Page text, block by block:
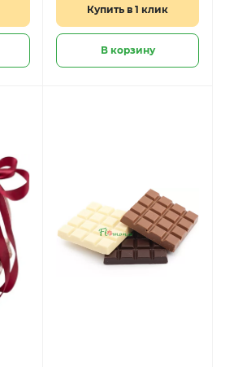
Купить в 1 клик
В корзину